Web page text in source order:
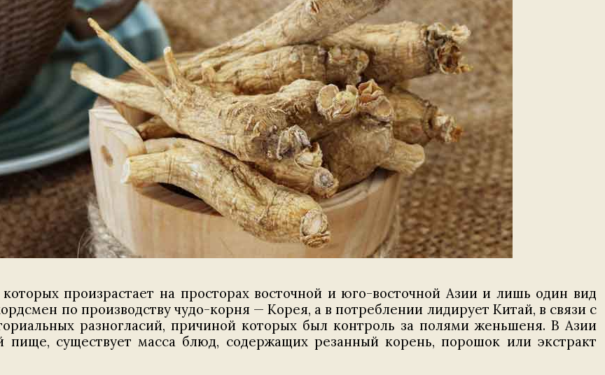
произрастает на просторах восточной и юго-восточной Азии и лишь один вид
по производству чудо-корня — Корея, а в потреблении лидирует Китай, в связи с
разногласий, причиной которых был контроль за полями женьшеня. В Азии
пище, существует масса блюд, содержащих резанный корень, порошок или экстракт